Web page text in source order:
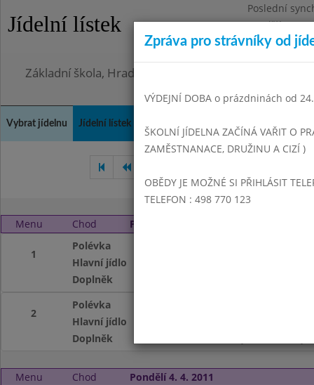
Jídelní lístek
Poslední
Pondělí
Omezení
Základní škola, Hradec Králové, Bezručova 1468
Vybrat jídelnu Jídelní lístek
Menu Chod Pátek 1. 4. 2011
1
Polévka
Hlavní jídlo
Doplněk
2
Polévka
Hlavní jídlo
Doplněk
Menu Chod Pondělí 4. 4. 2011
Zpráva pro strávníky od
VÝDEJNÍ DOBA o prázdninách od
ŠKOLNÍ JÍDELNA ZAČÍNÁ VAŘIT O
ZAMĚSTNANACE, DRUŽINU A CIZÍ )
OBĚDY JE MOŽNÉ SI PŘIHLÁSIT
TELEFON : 498 770 123